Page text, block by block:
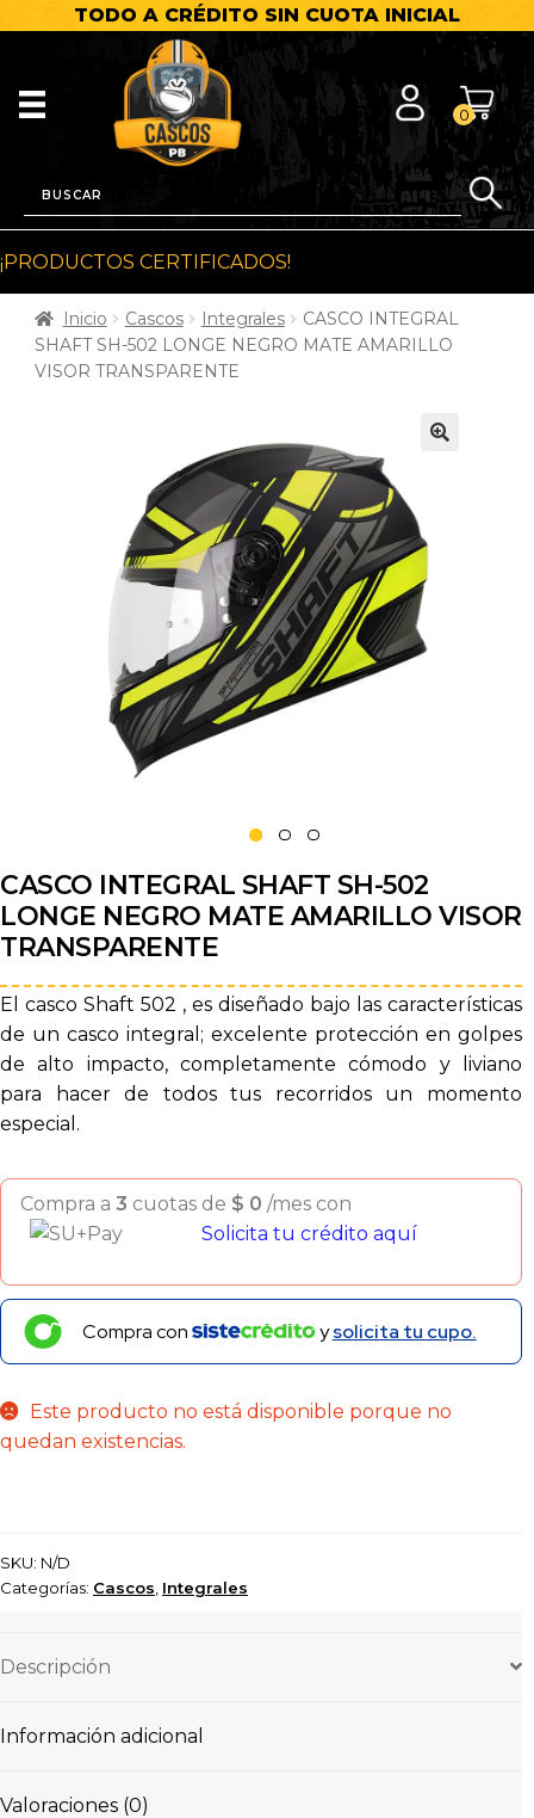
TODO A CRÉDITO SIN CUOTA INICIAL
0
¡PRODUCTOS CERTIFICADOS!
Inicio Cascos Integrales
CASCO INTEGRAL
SHAFT SH-502 LONGE NEGRO MATE AMARILLO
VISOR TRANSPARENTE
CASCO INTEGRAL SHAFT SH-502
LONGE NEGRO MATE AMARILLO VISOR
TRANSPARENTE
El casco Shaft 502 , es diseñado bajo las características
de un casco integral; excelente protección en golpes
de alto impacto, completamente cómodo y liviano
para hacer de todos tus recorridos un momento
especial.
Compra a 3 cuotas de $ 0 /mes con
Solicita tu crédito aquí
Compra con ysolicita tu cupo.
Este producto no está disponible porque no
quedan existencias.
SKU: N/D
Categorías: Cascos Integrales
Descripción
Información adicional
Valoraciones (0)